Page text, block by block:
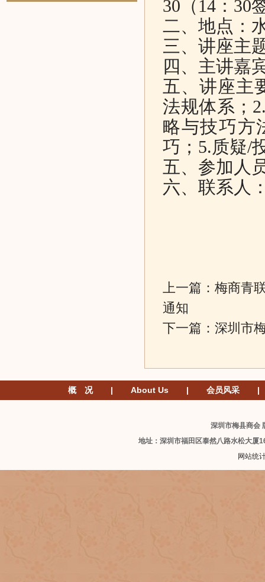
30（14：30
二、地点：
三、讲座主
四、主讲嘉
五、讲座主
法规体系；
略与技巧方
巧；5.质疑/
五、参加人
六、联系人
上一篇： 梅商青
通知
下一篇： 深圳市
概 况 | About Us | 会员风采 |
深圳市梅县商
地址：深圳市福田区泰然八路水松大厦
网站统